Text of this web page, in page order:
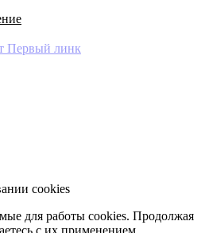
cookies
для работы cookies. Продолжая